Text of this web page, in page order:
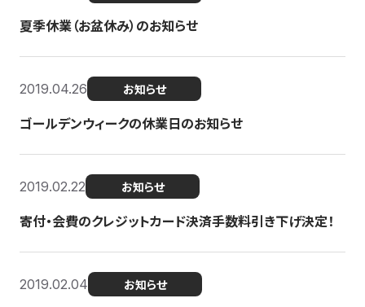
夏季休業（お盆休み）のお知らせ
2019.04.26 お知らせ
ゴールデンウィークの休業日のお知らせ
2019.02.22 お知らせ
寄付・会費のクレジットカード決済手数料引き下げ決定！
2019.02.04 お知らせ